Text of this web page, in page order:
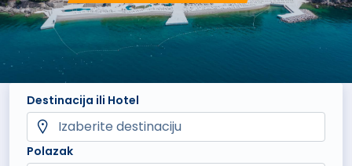
Destinacija ili Hotel
Polazak